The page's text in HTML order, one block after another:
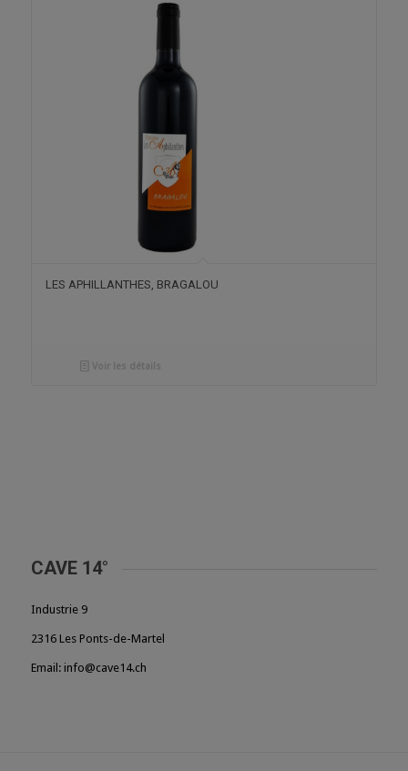
LES APHILLANTHES, BRAGALOU
Voir les détails
CAVE 14°
Industrie 9
2316 Les Ponts-de-Martel
Email: info@cave14.ch